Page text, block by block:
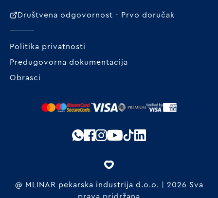
Društvena odgovornost - Prvo doručak
Politika privatnosti
Predugovorna dokumentacija
Obrasci
@ MLINAR pekarska industrija d.o.o. | 2026 Sva